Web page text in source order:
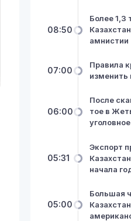
08:50
Более 1,3
амнистии
07:00
Правила
изменить
06:00
После
тое в
05:31
Экспорт
начала
05:00
Большая